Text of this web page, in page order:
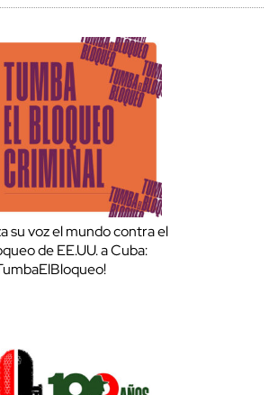
su voz el mundo contra el
de EE.UU. a Cuba: